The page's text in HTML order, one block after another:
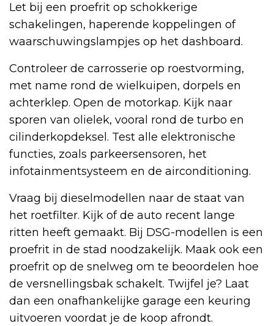
Let bij een proefrit op schokkerige
schakelingen, haperende koppelingen of
waarschuwingslampjes op het dashboard.
Controleer de carrosserie op roestvorming,
met name rond de wielkuipen, dorpels en
achterklep. Open de motorkap. Kijk naar
sporen van olielek, vooral rond de turbo en
cilinderkopdeksel. Test alle elektronische
functies, zoals parkeersensoren, het
infotainmentsysteem en de airconditioning.
Vraag bij dieselmodellen naar de staat van
het roetfilter. Kijk of de auto recent lange
ritten heeft gemaakt. Bij DSG-modellen is een
proefrit in de stad noodzakelijk. Maak ook een
proefrit op de snelweg om te beoordelen hoe
de versnellingsbak schakelt. Twijfel je? Laat
dan een onafhankelijke garage een keuring
uitvoeren voordat je de koop afrondt.